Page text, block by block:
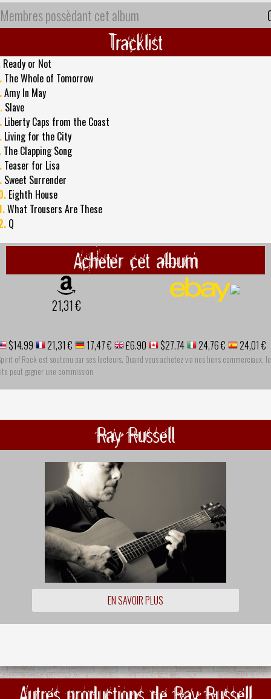
Membres possèdant cet album
Tracklist
Ready or Not
The Whole of Tomorrow
Amy In May
Slave
Liberty Caps from the Coast
Living for the City
The Clapping Song
Teaser for Lisa
Sweet Surrender
Eighth House
What Trousers Are These
Q
Acheter cet album
21,31 €
$14.99 21,31 € 17,47 € £6.90 $27.74 24,76 € 24,01 €
of Rock est soutenu par ses lecteurs. Quand vous achetez via nos liens commerciaux, le
peut gagner une commission
Ray Russell
EN SAVOIR PLUS